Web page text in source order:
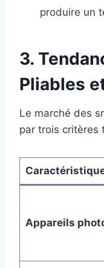
produire un
3.
Pliables
Le marché des
par trois critères
Appareils